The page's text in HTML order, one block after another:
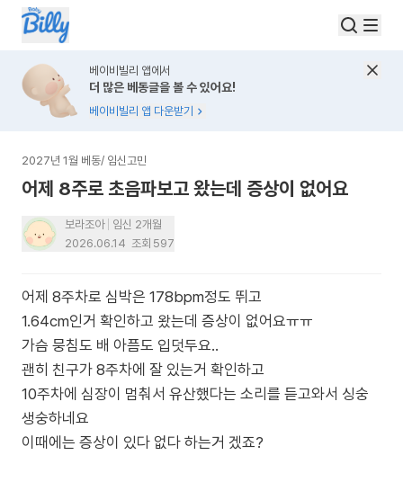
베이비빌리 앱에서
더 많은 베동글을 볼 수 있어요!
베이비빌리 앱 다운받기
2027년 1월 베동/ 임신고민
어제 8주로 초음파보고 왔는데 증상이 없어요
보라조아
임신 2개월
2026.06.14 조회 597
어제 8주차로 심박은 178bpm정도 뛰고
1.64cm인거 확인하고 왔는데 증상이 없어요ㅠㅠ
가슴 뭉침도 배 아픔도 입덧두요..
괜히 친구가 8주차에 잘 있는거 확인하고
10주차에 심장이 멈춰서 유산했다는 소리를 듣고와서 싱숭
생숭하네요
이때에는 증상이 있다 없다 하는거 겠죠?